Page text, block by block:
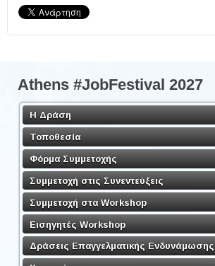
Athens #JobFestival 2027
Η Δράση
Τοποθεσία
Φόρμα Συμμετοχής
Συμμετοχή στις Συνεντεύξεις
Συμμετοχή στα Workshop
Εισηγητές Workshop
Δράσεις Επαγγελματικής Ενδυνάμωσης